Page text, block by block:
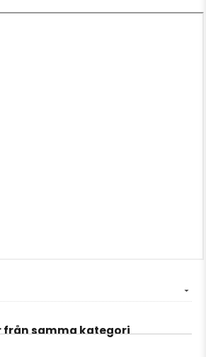
från samma kategori